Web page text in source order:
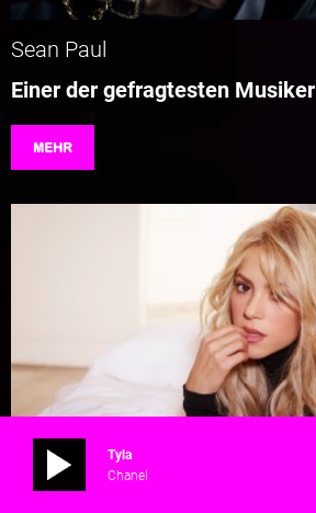
Tyla
Chanel
Sean Paul
Einer der gefragtesten Musiker
MEHR